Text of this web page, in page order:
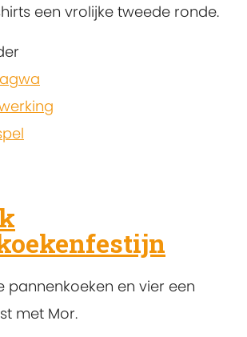
een vrolijke tweede ronde.
pannenkoeken en vier een
met Mor.